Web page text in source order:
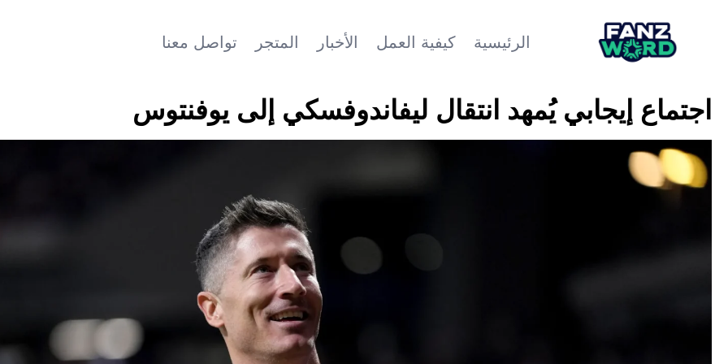
الرئيسية كيفية العمل الأخبار المتجر تواصل معنا
اجتماع إيجابي يُمهد انتقال ليفاندوفسكي إلى يوفنتوس